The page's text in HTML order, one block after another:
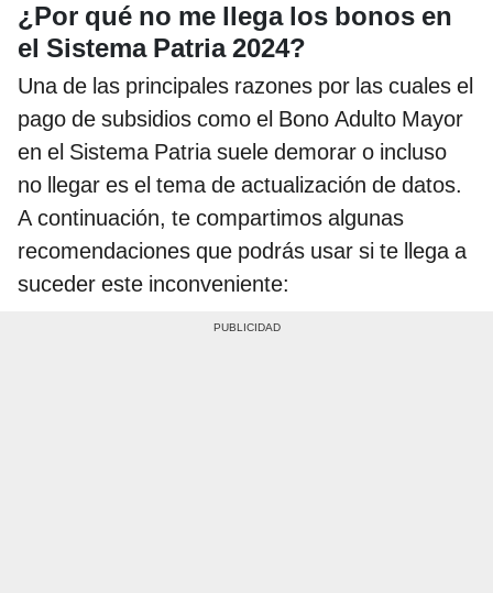
¿Por qué no me llega los bonos en
el Sistema Patria 2024?
Una de las principales razones por las cuales el
pago de subsidios como el Bono Adulto Mayor
en el Sistema Patria suele demorar o incluso
no llegar es el tema de actualización de datos.
A continuación, te compartimos algunas
recomendaciones que podrás usar si te llega a
suceder este inconveniente: